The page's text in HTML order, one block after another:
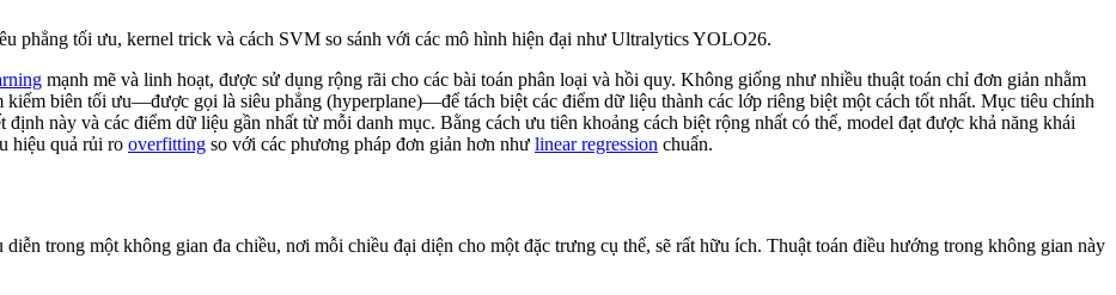
phẳng tối ưu, kernel trick và cách SVM so sánh với các mô hình hiện đại như Ultralytics YOLO26.
mạnh mẽ và linh hoạt, được sử dụng rộng rãi cho các bài toán phân loại và hồi quy. Không giống như nhiều thuật toán chỉ đơn giản nhằm
biên tối ưu—được gọi là siêu phẳng (hyperplane)—để tách biệt các điểm dữ liệu thành các lớp riêng biệt một cách tốt nhất. Mục tiêu chính
này và các điểm dữ liệu gần nhất từ mỗi danh mục. Bằng cách ưu tiên khoảng cách biệt rộng nhất có thể, model đạt được khả năng khái
hiệu quả rủi ro overfitting so với các phương pháp đơn giản hơn như linear regression chuẩn.
trong một không gian đa chiều, nơi mỗi chiều đại diện cho một đặc trưng cụ thể, sẽ rất hữu ích. Thuật toán điều hướng trong không gian này